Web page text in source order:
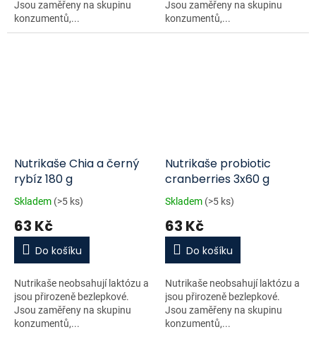
Jsou zaměřeny na skupinu
konzumentů,...
Jsou zaměřeny na skupinu
konzumentů,...
Nutrikaše Chia a černý
rybíz 180 g
Skladem (>5 ks)
63 Kč
Do košíku
Nutrikaše neobsahují laktózu a
jsou přirozeně bezlepkové.
Jsou zaměřeny na skupinu
konzumentů,...
Nutrikaše probiotic
cranberries 3x60 g
Skladem (>5 ks)
63 Kč
Do košíku
Nutrikaše neobsahují laktózu a
jsou přirozeně bezlepkové.
Jsou zaměřeny na skupinu
konzumentů,...